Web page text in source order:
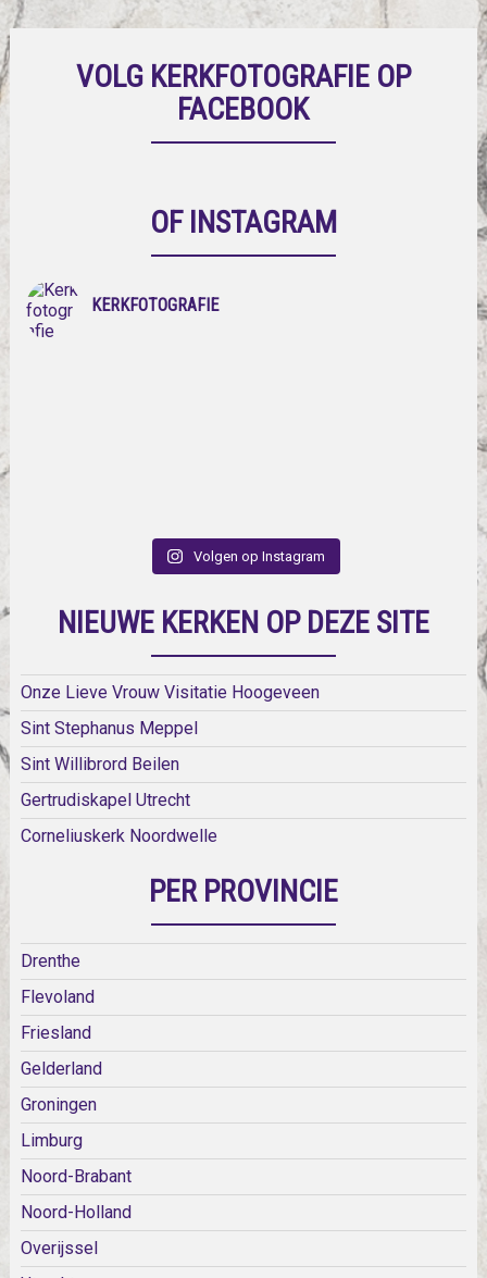
VOLG KERKFOTOGRAFIE OP
FACEBOOK
OF INSTAGRAM
KERKFOTOGRAFIE
Volgen op Instagram
NIEUWE KERKEN OP DEZE SITE
Onze Lieve Vrouw Visitatie Hoogeveen
Sint Stephanus Meppel
Sint Willibrord Beilen
Gertrudiskapel Utrecht
Corneliuskerk Noordwelle
PER PROVINCIE
Drenthe
Flevoland
Friesland
Gelderland
Groningen
Limburg
Noord-Brabant
Noord-Holland
Overijssel